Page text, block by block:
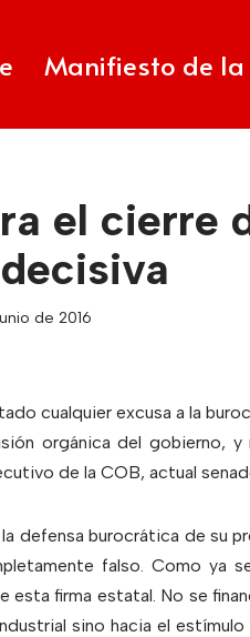
Manifiesto de la
el cierre
de 2016
cualquier excusa a la
orgánica del gobierno,
de la COB, actual
defensa burocrática de su
falso. Como ya
esta firma estatal. No se
sino hacia el